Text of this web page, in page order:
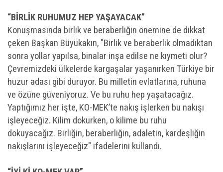
“BİRLİK RUHUMUZ HEP YAŞAYACAK”
Konuşmasında birlik ve beraberliğin önemine de dikkat
çeken Başkan Büyükakın, "Birlik ve beraberlik olmadıktan
sonra yollar yapılsa, binalar inşa edilse ne kıymeti olur?
Çevremizdeki ülkelerde kargaşalar yaşanırken Türkiye bir
huzur adası gibi duruyor. Bu milletin evlatlarına, ruhuna
ve özüne güveniyoruz. Ve bu ruhu hep yaşatacağız.
Yaptığımız her işte, KO-MEK’te nakış işlerken bu nakışı
işleyeceğiz. Kilim dokurken, o kilime bu ruhu
dokuyacağız. Birliğin, beraberliğin, adaletin, kardeşliğin
nakışlarını işleyeceğiz" ifadelerini kullandı.